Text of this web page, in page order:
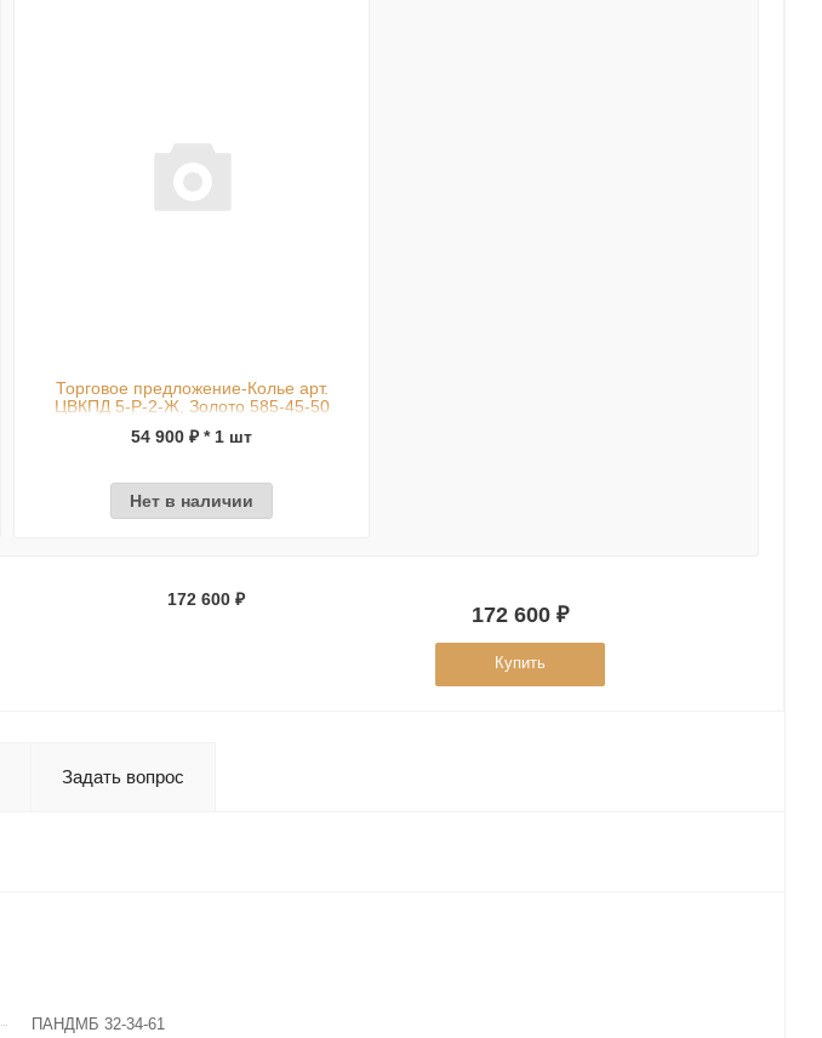
Торговое предложение-Колье арт.
ЦВКПД 5-Р-2-Ж, Золото 585-45-50
54 900 ₽ * 1 шт
Нет в наличии
172 600 ₽
172 600 ₽
Купить
Задать вопрос
ПАНДМБ 32-34-61